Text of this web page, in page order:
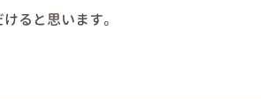
ると思います。